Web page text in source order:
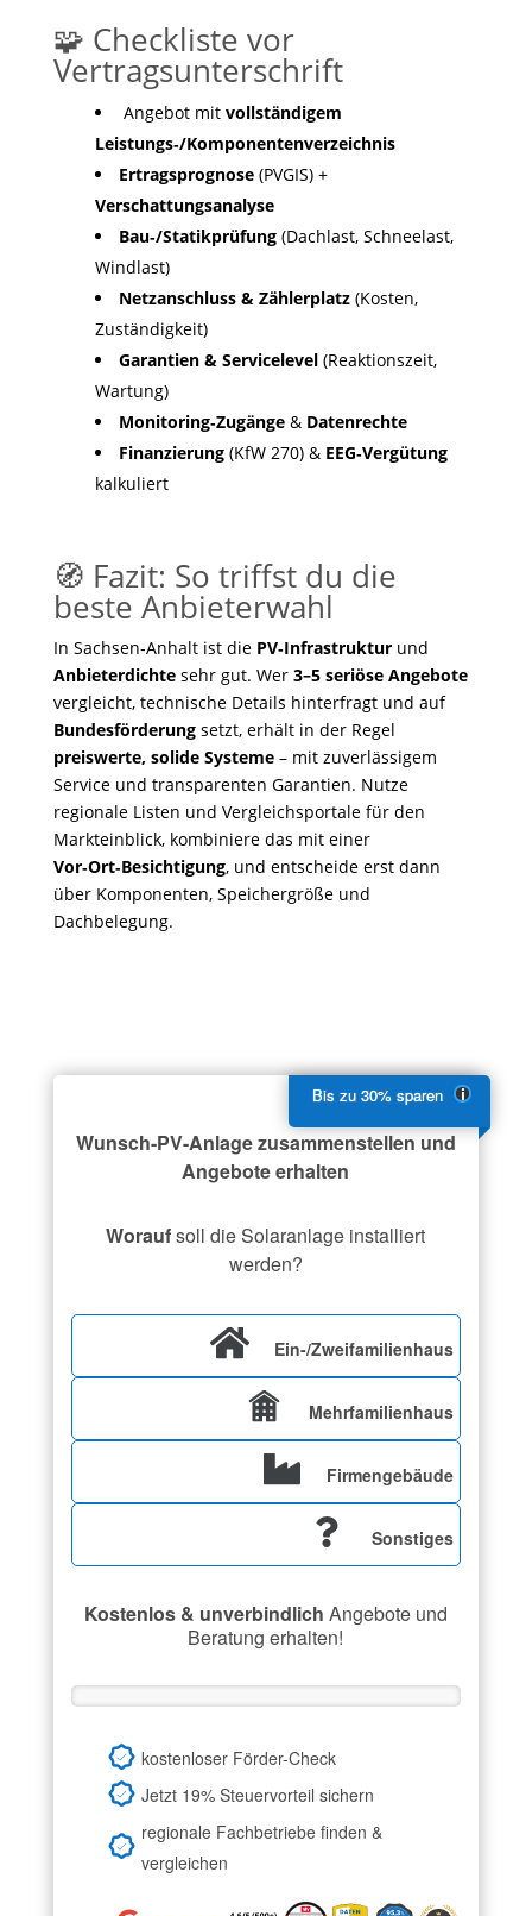
🧩 Checkliste vor
Vertragsunterschrift
Angebot mit vollständigem
Leistungs‑/Komponentenverzeichnis
Ertragsprognose(PVGIS) +
Verschattungsanalyse
Bau‑/Statikprüfung(Dachlast, Schneelast,
Windlast)
Netzanschluss & Zählerplatz(Kosten,
Zuständigkeit)
Garantien & Servicelevel(Reaktionszeit,
Wartung)
Monitoring‑Zugänge& Datenrechte
Finanzierung(KfW 270) & EEG‑Vergütung
kalkuliert
🧭 Fazit: So triffst du die
beste Anbieterwahl
In Sachsen‑Anhalt ist die PV‑Infrastrukturund
Anbieterdichtesehr gut. Wer 3–5 seriöse Angebote
vergleicht, technische Details hinterfragt und auf
Bundesförderungsetzt, erhält in der Regel
preiswerte, solide Systeme– mit zuverlässigem
Service und transparenten Garantien. Nutze
regionale Listen und Vergleichsportale für den
Markteinblick, kombiniere das mit einer
Vor‑Ort‑Besichtigung, und entscheide erst dann
über Komponenten, Speichergröße und
Dachbelegung.
Wunsch-PV-Anlage zusammenstellen und
Angebote erhalten
Woraufsoll die Solaranlage installiert
werden?
Ein-/Zweifamilienhaus
Mehrfamilienhaus
Firmengebäude
Sonstiges
Kostenlos & unverbindlich Angebote und
Beratung erhalten!
kostenloser Förder-Check
Jetzt 19% Steuervorteil sichern
regionale Fachbetriebe finden &
vergleichen